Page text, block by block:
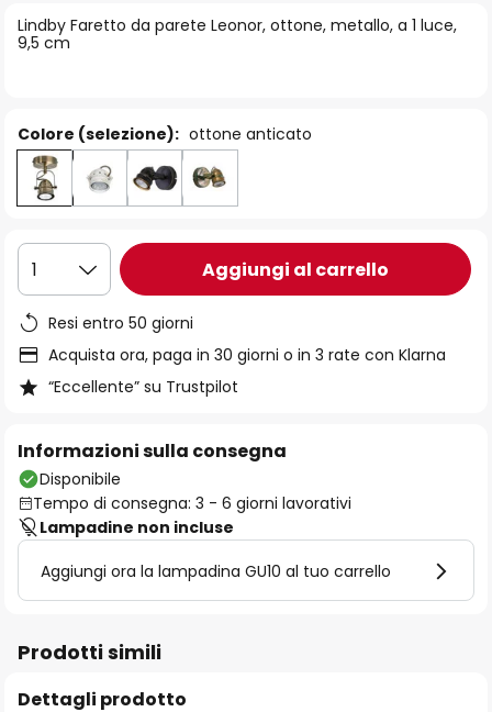
immagini
Lindby Faretto da parete Leonor, ottone, metallo, a 1 luce,
9,5 cm
Colore (selezione): ottone anticato
1 Aggiungi al carrello
Resi entro 50 giorni
Acquista ora, paga in 30 giorni o in 3 rate con Klarna
“Eccellente” su Trustpilot
Informazioni sulla consegna
Disponibile
Tempo di consegna: 3 - 6 giorni lavorativi
Lampadine non incluse
Aggiungi ora la lampadina GU10 al tuo carrello
Prodotti simili
Dettagli prodotto